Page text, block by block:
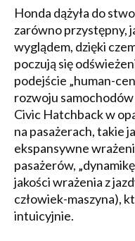
Honda dążyła do
zarówno przystępny,
wyglądem, dzięki
poczują się
podejście „human-
rozwoju
Civic Hatchback w
na pasażerach, takie
ekspansywne
pasażerów,
jakości wrażenia z
człowiek-maszyna),
intuicyjnie.